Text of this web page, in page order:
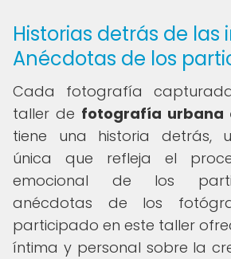
Historias detrás de las
Anécdotas de los
Cada fotografía
taller de fotografía urbana
tiene una historia detrás,
única que refleja el
emocional de los
anécdotas de los
participado en este taller
íntima y personal sobre la